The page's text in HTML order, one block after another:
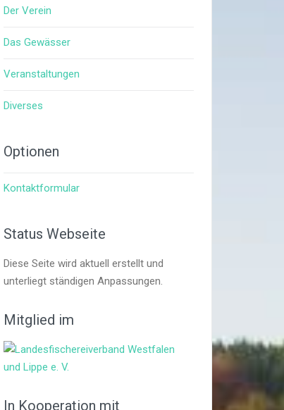
Der Verein
Das Gewässer
Veranstaltungen
Diverses
Optionen
Kontaktformular
Status Webseite
Diese Seite wird aktuell erstellt und
unterliegt ständigen Anpassungen.
Mitglied im
In Kooperation mit